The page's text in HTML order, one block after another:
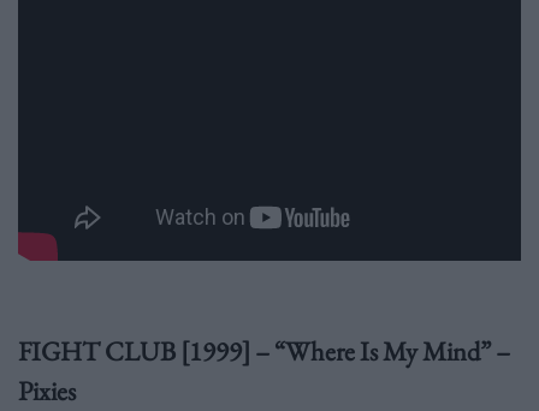
FIGHT CLUB [1999] – “Where Is My Mind” –
Pixies